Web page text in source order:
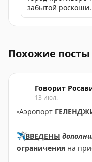
забытой
Похожие посты
Говорит
13 июл.
▫️Аэропорт
✈️ВВЕДЕНЫ
ограничения на